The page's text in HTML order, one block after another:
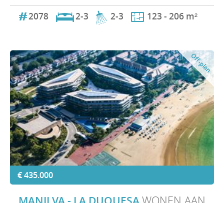
2078 2-3 2-3 123 - 206 m²
Off-plan
€ 435.000
MANILVA - LA DUQUESAWONEN AAN